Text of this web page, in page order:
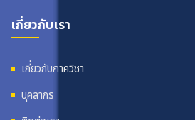
เกี่ยวกับเรา
เกี่ยวกับภาควิชา
บุคลากร